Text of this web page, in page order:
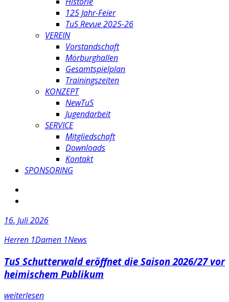
125 Jahr-Feier
TuS Revue 2025-26
VEREIN
Vorstandschaft
Mörburghallen
Gesamtspielplan
Trainingszeiten
KONZEPT
NewTuS
Jugendarbeit
SERVICE
Mitgliedschaft
Downloads
Kontakt
SPONSORING
16. Juli 2026
Herren 1Damen 1News
TuS Schutterwald eröffnet die Saison 2026/27 vor
heimischem Publikum
weiterlesen